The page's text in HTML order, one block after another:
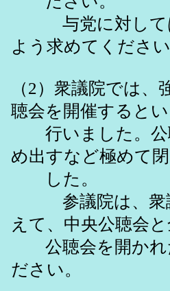
与党に対しては
よう求めてください
（2）衆議院では
聴会を開催すると
行いました。公
め出すなど極めて
した。
参議院は、衆議
えて、中央公聴会
公聴会を開かれ
ださい。